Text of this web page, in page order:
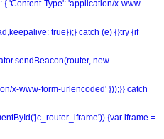
{ 'Content-Type': 'application/x-www-
true});} catch (e) {}try {if
new
x-www-form-urlencoded' }));}} catch
{var iframe =